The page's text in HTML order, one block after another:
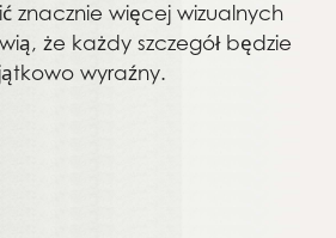
znacznie więcej wizualnych
że każdy szczegół będzie
wyraźny.